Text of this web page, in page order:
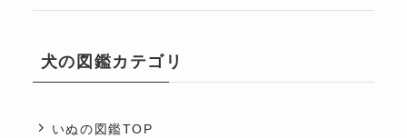
犬の図鑑カテゴリ
いぬの図鑑TOP